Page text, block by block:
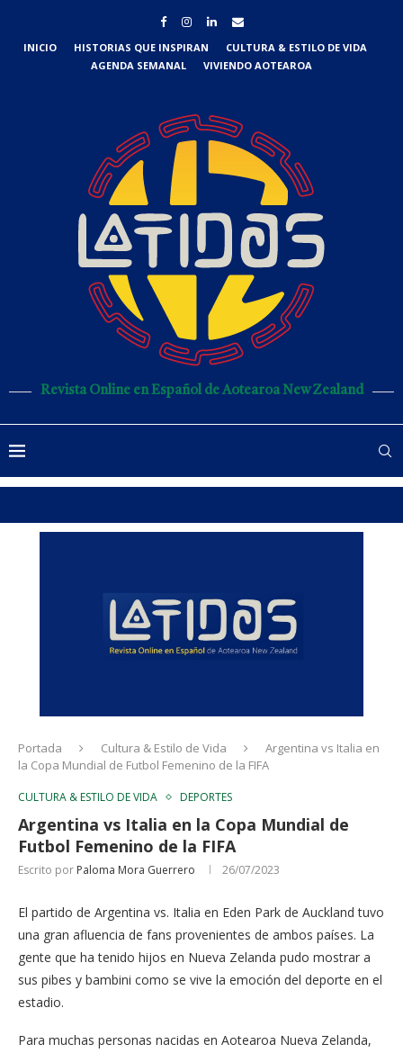
INICIO HISTORIAS QUE INSPIRAN
CULTURA & ESTILO DE VIDA
AGENDA SEMANAL
VIVIENDO AOTEAROA
Revista Online en Español de Aotearoa New Zealand
Portada Cultura & Estilo de Vida
Argentina vs Italia en
la Copa Mundial de Futbol Femenino de la FIFA
CULTURA & ESTILO DE VIDA DEPORTES
Argentina vs Italia en la Copa Mundial de
Futbol Femenino de la FIFA
Escrito por Paloma Mora Guerrero 26/07/2023
El partido de Argentina vs. Italia en Eden Park de Auckland tuvo
una gran afluencia de fans provenientes de ambos países. La
gente que ha tenido hijos en Nueva Zelanda pudo mostrar a
sus pibes y bambini como se vive la emoción del deporte en el
estadio.
Para muchas personas nacidas en Aotearoa Nueva Zelanda,